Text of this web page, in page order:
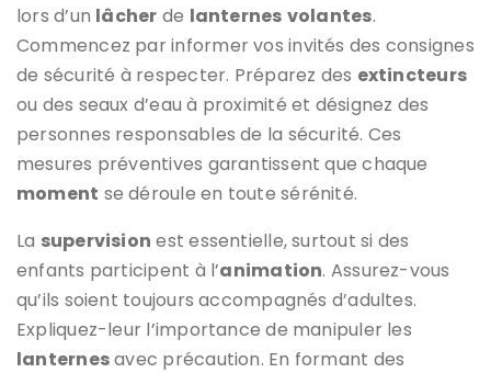
lors d’un lâcher de lanternes volantes.
Commencez par informer vos invités des consignes
de sécurité à respecter. Préparez des extincteurs
ou des seaux d’eau à proximité et désignez des
personnes responsables de la sécurité. Ces
mesures préventives garantissent que chaque
moment se déroule en toute sérénité.
La supervision est essentielle, surtout si des
enfants participent à l’animation. Assurez-vous
qu’ils soient toujours accompagnés d’adultes.
Expliquez-leur l’importance de manipuler les
lanternesavec précaution. En formant des